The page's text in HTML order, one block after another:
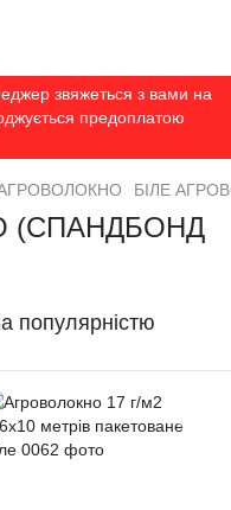
звяжеться з вами на
предоплатою
БІЛЕ
(СПАНДБОНД
популярністю